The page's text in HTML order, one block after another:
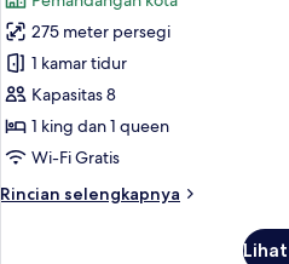
untuk
Two
Bedroom
Penthouse
Presidential
Suite
Level
275 meter persegi
1 kamar tidur
Kapasitas 8
1 king dan 1 queen
Wi-Fi Gratis
Rincian selengkapnya
Rincian